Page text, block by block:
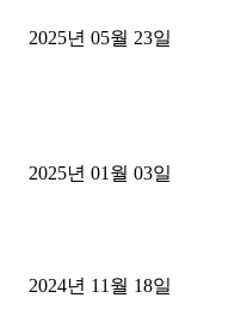
2025년 05월 23일
2025년 01월 03일
2024년 11월 18일